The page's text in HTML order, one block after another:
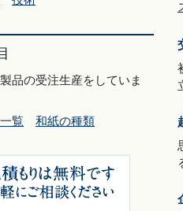
品の受注生産をしていま
覧
和紙の種類